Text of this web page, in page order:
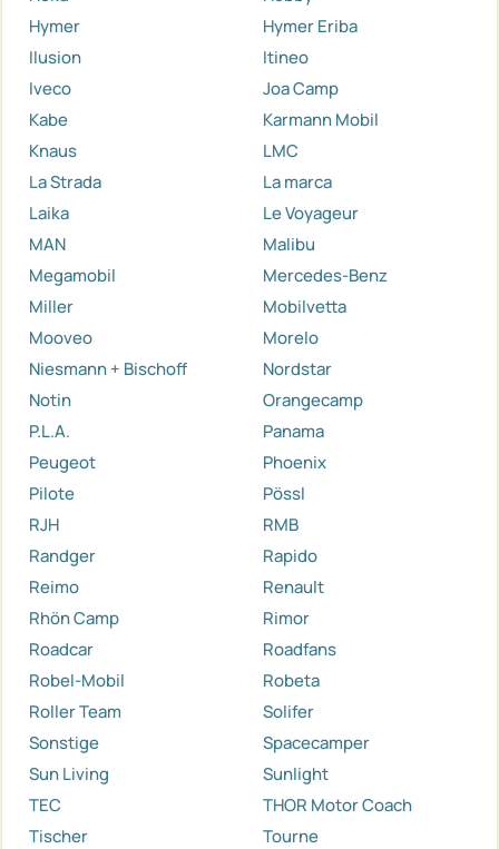
Hymer
Hymer Eriba
Ilusion
Itineo
Iveco
Joa Camp
Kabe
Karmann Mobil
Knaus
LMC
La Strada
La marca
Laika
Le Voyageur
MAN
Malibu
Megamobil
Mercedes-Benz
Miller
Mobilvetta
Mooveo
Morelo
Niesmann + Bischoff
Nordstar
Notin
Orangecamp
P.L.A.
Panama
Peugeot
Phoenix
Pilote
Pössl
RJH
RMB
Randger
Rapido
Reimo
Renault
Rhön Camp
Rimor
Roadcar
Roadfans
Robel-Mobil
Robeta
Roller Team
Solifer
Sonstige
Spacecamper
Sun Living
Sunlight
TEC
THOR Motor Coach
Tischer
Tourne